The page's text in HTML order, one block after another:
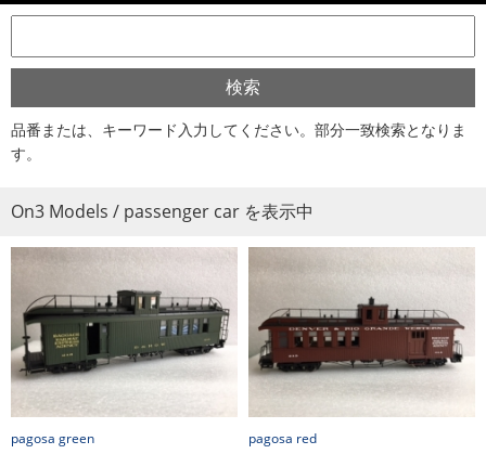
品番または、キーワード入力してください。部分一致検索となりま
す。
On3 Models / passenger car を表示中
pagosa green pagosa red